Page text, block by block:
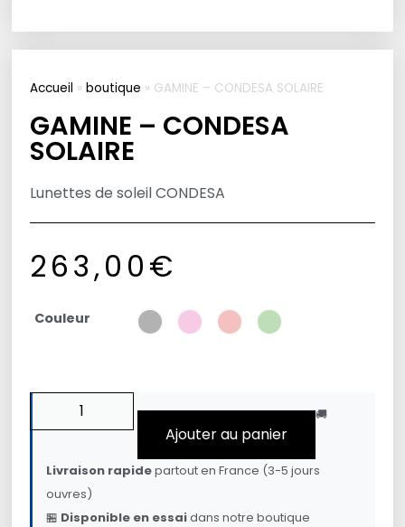
Accueil »boutique » GAMINE – CONDESA SOLAIRE
GAMINE – CONDESA
SOLAIRE
Lunettes de soleil CONDESA
263,00€
Couleur
Ajouter au panier
🚚
Livraison rapidepartout en France (3-5 jours
ouvres)
🏪 Disponible en essaidans notre boutique